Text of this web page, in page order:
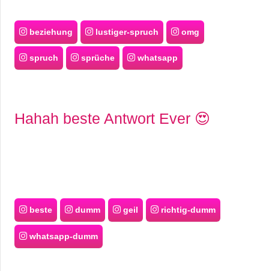
beziehung lustiger-spruch omg
spruch sprüche whatsapp
Hahah beste Antwort Ever 😍
beste dumm geil richtig-dumm
whatsapp-dumm